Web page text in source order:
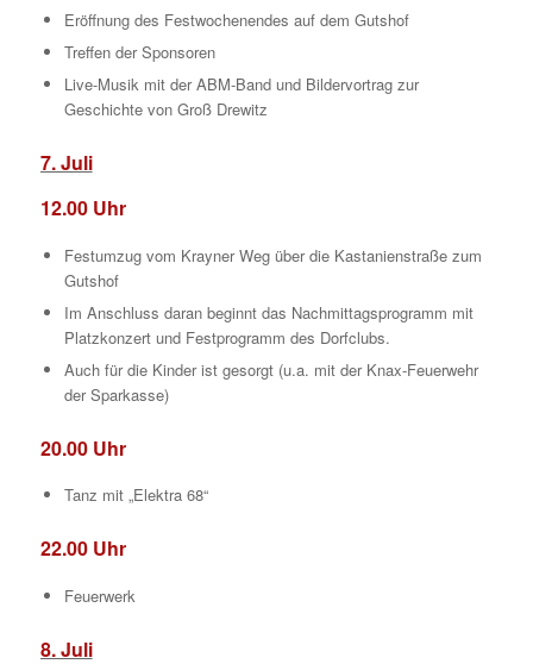
Eröffnung des Festwochenendes auf dem Gutshof
Treffen der Sponsoren
Live-Musik mit der ABM-Band und Bildervortrag zur
Geschichte von Groß Drewitz
7. Juli
12.00 Uhr
Festumzug vom Krayner Weg über die Kastanienstraße zum
Gutshof
Im Anschluss daran beginnt das Nachmittagsprogramm mit
Platzkonzert und Festprogramm des Dorfclubs.
Auch für die Kinder ist gesorgt (u.a. mit der Knax-Feuerwehr
der Sparkasse)
20.00 Uhr
Tanz mit „Elektra 68“
22.00 Uhr
Feuerwerk
8. Juli